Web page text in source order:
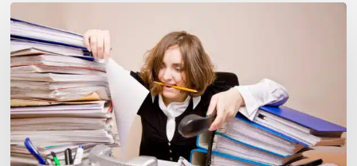
n’es
pas
fatiguée…
tu
es
éparpillée
!